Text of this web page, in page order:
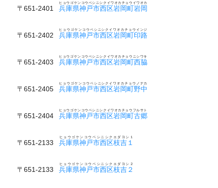
〒651-2401 兵庫県神戸市西区岩岡町岩岡
ヒョウゴケンコウベシニシクイワオカチョウイワオカ
〒651-2402 兵庫県神戸市西区岩岡町印路
ヒョウゴケンコウベシニシクイワオカチョウインジ
〒651-2403 兵庫県神戸市西区岩岡町西脇
ヒョウゴケンコウベシニシクイワオカチョウニシワキ
〒651-2405 兵庫県神戸市西区岩岡町野中
ヒョウゴケンコウベシニシクイワオカチョウノナカ
〒651-2404 兵庫県神戸市西区岩岡町古郷
ヒョウゴケンコウベシニシクイワオカチョウフルサト
〒651-2133 兵庫県神戸市西区枝吉１
ヒョウゴケンコウベシニシクエダヨシ１
〒651-2133 兵庫県神戸市西区枝吉２
ヒョウゴケンコウベシニシクエダヨシ２